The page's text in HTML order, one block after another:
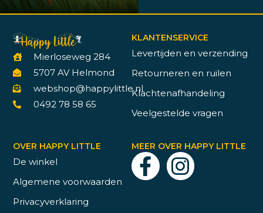
Mierloseweg 284
5707 AV Helmond
webshop@happylittle.nl
0492 78 58 65
KLANTENSERVICE
Levertijden en verzending
Retourneren en ruilen
Klachtenafhandeling
Veelgestelde vragen
OVER HAPPY LITTLE
De winkel
Algemene voorwaarden
Privacyverklaring
MEER OVER HAPPY LITTLE